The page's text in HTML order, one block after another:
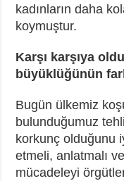
kadınların daha
koymuştur.
Karşı karşıya
büyüklüğünün
Bugün ülkemiz
bulunduğumuz
korkunç olduğunu
etmeli, anlatmalı
mücadeleyi